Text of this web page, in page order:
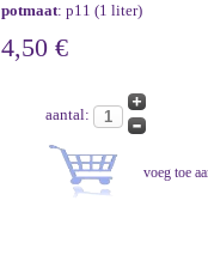
potmaat: p11 (1 liter)
4,50 €
aantal: